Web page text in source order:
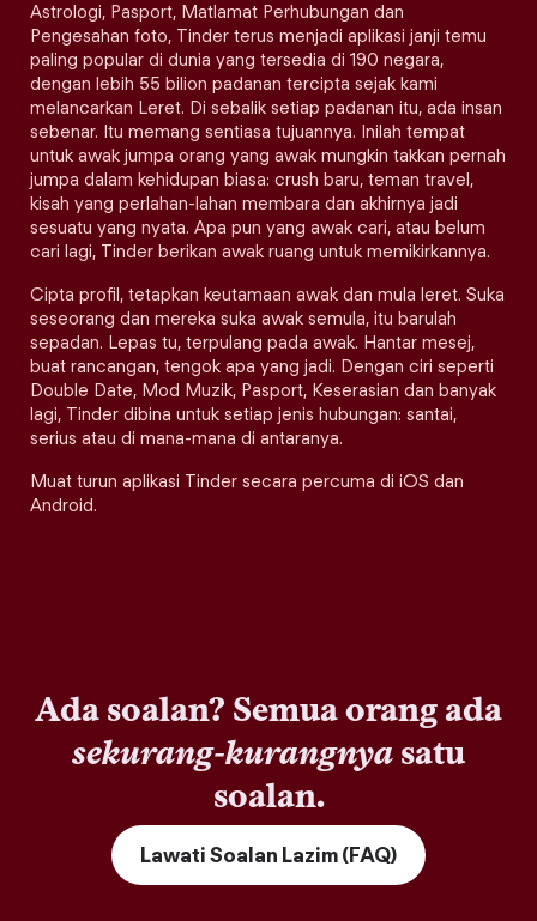
Astrologi, Pasport, Matlamat Perhubungan dan
Pengesahan foto, Tinder terus menjadi aplikasi janji temu
paling popular di dunia yang tersedia di 190 negara,
dengan lebih 55 bilion padanan tercipta sejak kami
melancarkan Leret. Di sebalik setiap padanan itu, ada insan
sebenar. Itu memang sentiasa tujuannya. Inilah tempat
untuk awak jumpa orang yang awak mungkin takkan pernah
jumpa dalam kehidupan biasa: crush baru, teman travel,
kisah yang perlahan-lahan membara dan akhirnya jadi
sesuatu yang nyata. Apa pun yang awak cari, atau belum
cari lagi, Tinder berikan awak ruang untuk memikirkannya.
Cipta profil, tetapkan keutamaan awak dan mula leret. Suka
seseorang dan mereka suka awak semula, itu barulah
sepadan. Lepas tu, terpulang pada awak. Hantar mesej,
buat rancangan, tengok apa yang jadi. Dengan ciri seperti
Double Date, Mod Muzik, Pasport, Keserasian dan banyak
lagi, Tinder dibina untuk setiap jenis hubungan: santai,
serius atau di mana-mana di antaranya.
Muat turun aplikasi Tinder secara percuma di iOS dan
Android.
Ada soalan? Semua orang ada
sekurang-kurangnya satu
soalan.
Lawati Soalan Lazim (FAQ)